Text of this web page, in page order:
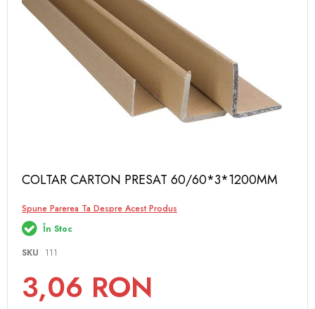
the
images
gallery
Skip
beginning
of
the
images
COLTAR CARTON PRESAT 60/60*3*1200MM
Spune Parerea Ta Despre Acest Produs
În Stoc
SKU
111
3,06 RON